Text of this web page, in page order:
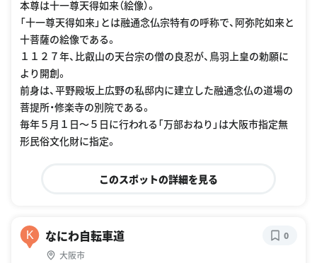
本尊は十一尊天得如来（絵像）。
「十一尊天得如来」とは融通念仏宗特有の呼称で、阿弥陀如来と
十菩薩の絵像である。
１１２７年、比叡山の天台宗の僧の良忍が、鳥羽上皇の勅願に
より開創。
前身は、平野殿坂上広野の私邸内に建立した融通念仏の道場の
菩提所・修楽寺の別院である。
毎年５月１日〜５日に行われる「万部おねり」は大阪市指定無
形民俗文化財に指定。
このスポットの詳細を見る
K なにわ自転車道
大阪市
0